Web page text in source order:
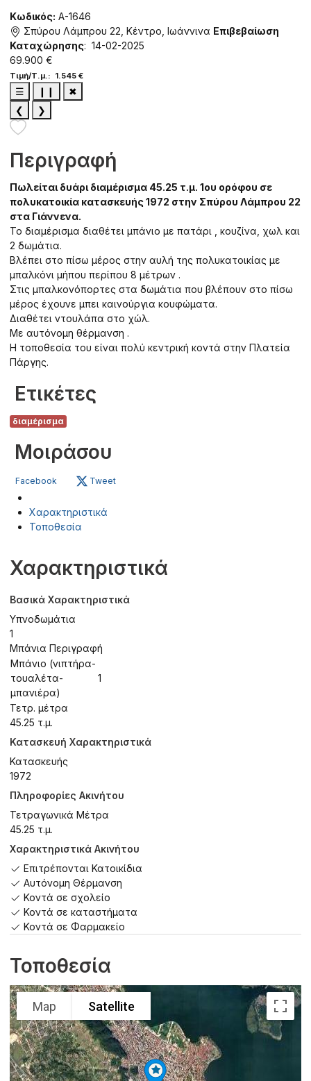
Κωδικός: A-1646
Σπύρου Λάμπρου 22, Κέντρο, Ιωάννινα Επιβεβαίωση
Καταχώρησης: 14-02-2025
69.900 €
Τιμή/Τ.μ.: 1.545 €
☰ ❙❙
✖
❮
❯
Περιγραφή
Πωλείται δυάρι διαμέρισμα 45.25 τ.μ. 1ου ορόφου σε
πολυκατοικία κατασκευής 1972 στην Σπύρου Λάμπρου 22
στα Γιάννενα.
Το διαμέρισμα διαθέτει μπάνιο με πατάρι , κουζίνα, χωλ και
2 δωμάτια.
Βλέπει στο πίσω μέρος στην αυλή της πολυκατοικίας με
μπαλκόνι μήπου περίπου 8 μέτρων .
Στις μπαλκονόπορτες στα δωμάτια που βλέπουν στο πίσω
μέρος έχουνε μπει καινούργια κουφώματα.
Διαθέτει ντουλάπα στο χώλ.
Με αυτόνομη θέρμανση .
Η τοποθεσία του είναι πολύ κεντρική κοντά στην Πλατεία
Πάργης.
Ετικέτες
διαμέρισμα
Μοιράσου
Facebook Tweet
Χαρακτηριστικά
Τοποθεσία
Χαρακτηριστικά
Βασικά Χαρακτηριστικά
Υπνοδωμάτια
1
Μπάνια Περιγραφή
Μπάνιο (νιπτήρα-
τουαλέτα-
μπανιέρα)
1
Τετρ. μέτρα
45.25 τ.μ.
Κατασκευή Χαρακτηριστικά
Κατασκευής
1972
Πληροφορίες Ακινήτου
Τετραγωνικά Μέτρα
45.25 τ.μ.
Χαρακτηριστικά Ακινήτου
Επιτρέπονται Κατοικίδια
Αυτόνομη Θέρμανση
Κοντά σε σχολείο
Κοντά σε καταστήματα
Κοντά σε Φαρμακείο
Τοποθεσία
Map Satellite